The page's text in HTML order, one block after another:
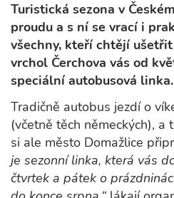
Turistická sezona v
proudu a s ní se vrací i
všechny, kteří chtějí
vrchol Čerchova vás od
speciální autobusová linka.
Tradičně autobus jezdí o
(včetně těch německých), a
si ale město Domažlice
je sezonní linka, která vás
čtvrtek a pátek o